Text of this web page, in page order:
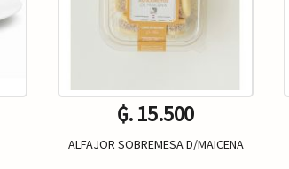
₲. 15.500
ALFAJOR SOBREMESA D/MAICENA